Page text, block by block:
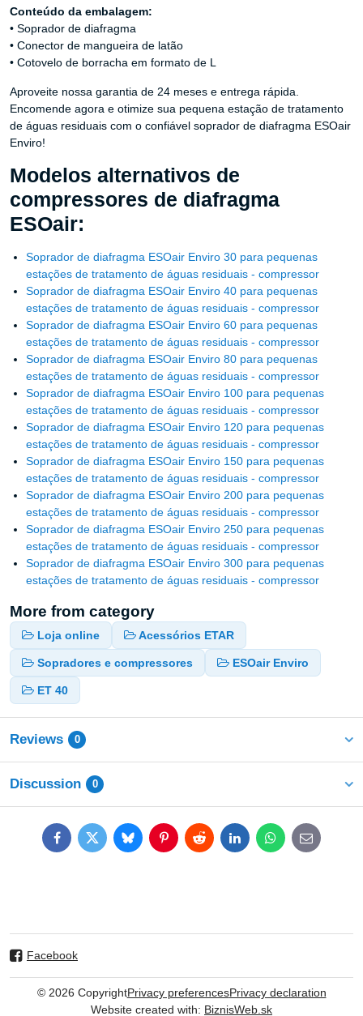
Conteúdo da embalagem:
• Soprador de diafragma
• Conector de mangueira de latão
• Cotovelo de borracha em formato de L
Aproveite nossa garantia de 24 meses e entrega rápida.
Encomende agora e otimize sua pequena estação de tratamento
de águas residuais com o confiável soprador de diafragma ESOair
Enviro!
Modelos alternativos de
compressores de diafragma
ESOair:
Soprador de diafragma ESOair Enviro 30 para pequenas
estações de tratamento de águas residuais - compressor
Soprador de diafragma ESOair Enviro 40 para pequenas
estações de tratamento de águas residuais - compressor
Soprador de diafragma ESOair Enviro 60 para pequenas
estações de tratamento de águas residuais - compressor
Soprador de diafragma ESOair Enviro 80 para pequenas
estações de tratamento de águas residuais - compressor
Soprador de diafragma ESOair Enviro 100 para pequenas
estações de tratamento de águas residuais - compressor
Soprador de diafragma ESOair Enviro 120 para pequenas
estações de tratamento de águas residuais - compressor
Soprador de diafragma ESOair Enviro 150 para pequenas
estações de tratamento de águas residuais - compressor
Soprador de diafragma ESOair Enviro 200 para pequenas
estações de tratamento de águas residuais - compressor
Soprador de diafragma ESOair Enviro 250 para pequenas
estações de tratamento de águas residuais - compressor
Soprador de diafragma ESOair Enviro 300 para pequenas
estações de tratamento de águas residuais - compressor
More from category
Loja online Acessórios ETAR
Sopradores e compressores ESOair Enviro
ET 40
Reviews 0
Discussion 0
FacebookTwitterBlueskyPinterestRedditLinkedInWhatsApp
E-
mail
Facebook
© 2026 CopyrightPrivacy preferencesPrivacy declaration
Website created with: BiznisWeb.sk